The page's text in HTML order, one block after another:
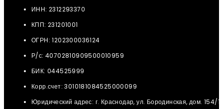
ИНН: 2312293370
КПП: 231201001
ОГРН: 1202300036124
Р/с: 40702810909500010959
БИК: 044525999
Корр.счет: 3010181084525000099
Юридический адрес: г. Краснодар, ул. Бородинская, дом. 154/